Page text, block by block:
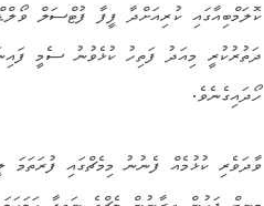
ކޮލަމްބިއާގައި ކުރިއަށްދާ ފީފާ ފުޓްސަލް
ހޯދައިގެނެވެ.